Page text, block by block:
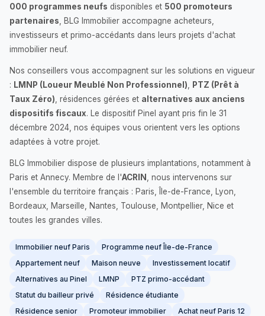
000 programmes neufs disponibles et 500 promoteurs
partenaires , BLG Immobilier accompagne acheteurs,
investisseurs et primo-accédants dans leurs projets d'achat
immobilier neuf.
Nos conseillers vous accompagnent sur les solutions en vigueur
: LMNP (Loueur Meublé Non Professionnel)
PTZ (Prêt à
Taux Zéro) , résidences gérées et alternatives aux anciens
dispositifs fiscaux. Le dispositif Pinel ayant pris fin le 31
décembre 2024, nos équipes vous orientent vers les options
adaptées à votre projet.
BLG Immobilier dispose de plusieurs implantations, notamment à
Paris et Annecy. Membre de l'ACRIN
, nous intervenons sur
l'ensemble du territoire français : Paris, Île-de-France, Lyon,
Bordeaux, Marseille, Nantes, Toulouse, Montpellier, Nice et
toutes les grandes villes.
Immobilier neuf Paris
Programme neuf Île-de-France
Appartement neuf
Maison neuve
Investissement locatif
Alternatives au Pinel
LMNP
PTZ primo-accédant
Statut du bailleur privé
Résidence étudiante
Résidence senior
Promoteur immobilier
Achat neuf Paris 12